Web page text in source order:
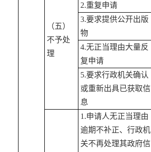
（五）
不予处
理
2.重复申请
3.要求提供公开出版
物
4.无正当理由大量反
复申请
5.要求行政机关确认
或重新出具已获取信
息
1.申请人无正当理由
逾期不补正、行政机
关不再处理其政府信